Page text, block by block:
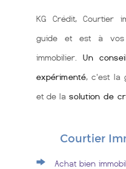
KG Crédit, Courtier
guide et est à vos
immobilier. Un
expérimenté, c'est la
et de la solution de
Courtier
Achat bien